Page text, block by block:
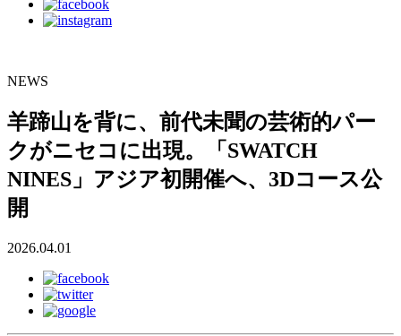
NEWS
羊蹄山を背に、前代未聞の芸術的パー
クがニセコに出現。「SWATCH
NINES」アジア初開催へ、3Dコース公
開
2026.04.01